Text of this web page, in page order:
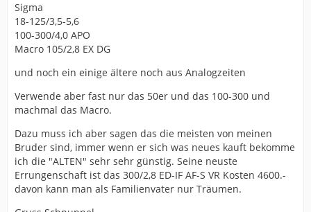
Sigma
18-125/3,5-5,6
100-300/4,0 APO
Macro 105/2,8 EX DG
und noch ein einige ältere noch aus Analogzeiten
Verwende aber fast nur das 50er und das 100-300 und
machmal das Macro.
Dazu muss ich aber sagen das die meisten von meinen
Bruder sind, immer wenn er sich was neues kauft bekomme
ich die "ALTEN" sehr sehr günstig. Seine neuste
Errungenschaft ist das 300/2,8 ED-IF AF-S VR Kosten 4600.-
davon kann man als Familienvater nur Träumen.